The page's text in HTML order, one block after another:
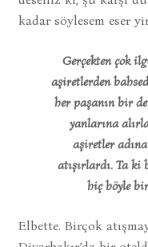
kadar söylesem eser
Gerçekten çok
aşiretlerden
her paşanın bir
yanlarına
aşiretler
atışırlardı. Ta ki
hiç böyle bir
Elbette. Birçok